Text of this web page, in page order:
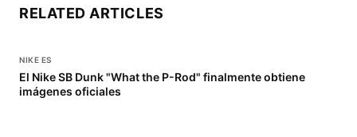
RELATED ARTICLES
NIKE ES
El Nike SB Dunk "What the P-Rod" finalmente obtiene
imágenes oficiales